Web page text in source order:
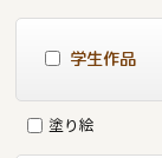
学生作品
塗り絵